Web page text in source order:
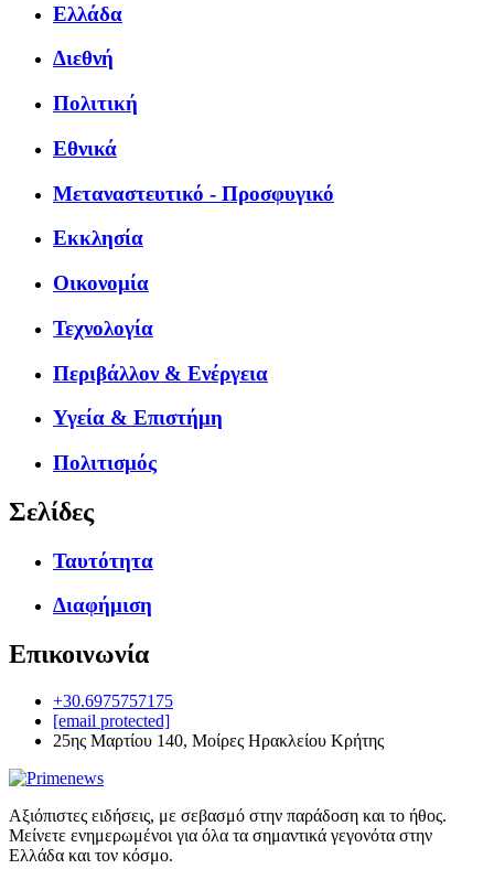
Ελλάδα
Διεθνή
Πολιτική
Εθνικά
Μεταναστευτικό - Προσφυγικό
Εκκλησία
Οικονομία
Τεχνολογία
Περιβάλλον & Ενέργεια
Υγεία & Επιστήμη
Πολιτισμός
Σελίδες
Ταυτότητα
Διαφήμιση
Επικοινωνία
+30.6975757175
[email protected]
25ης Μαρτίου 140, Μοίρες Ηρακλείου Κρήτης
Αξιόπιστες ειδήσεις, με σεβασμό στην παράδοση και το ήθος.
Μείνετε ενημερωμένοι για όλα τα σημαντικά γεγονότα στην
Ελλάδα και τον κόσμο.